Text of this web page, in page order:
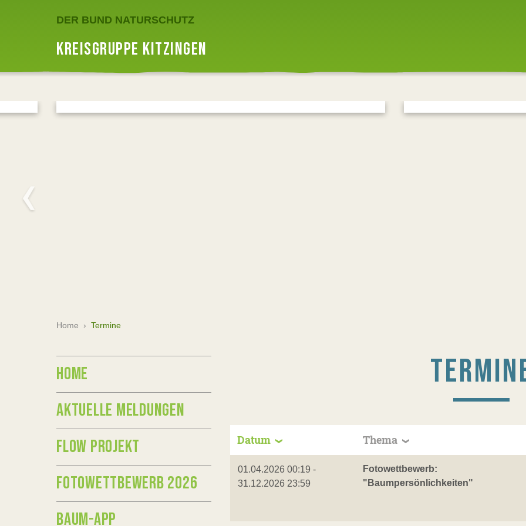
DER BUND NATURSCHUTZ
KREISGRUPPE KITZINGEN
Home › Termine
Datum Thema
01.04.2026 00:19 -
31.12.2026 23:59
Fotowettbewerb:
"Baumpersönlichkeiten"
HOME
AKTUELLE MELDUNGEN
FLOW PROJEKT
FOTOWETTBEWERB 2026
BAUM-APP